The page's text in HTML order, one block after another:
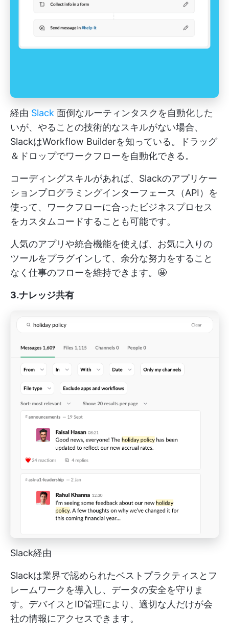
経由 Slack 面倒なルーティンタスクを自動化した
いが、やることの技術的なスキルがない場合、
SlackはWorkflow Builderを知っている。ドラッグ
＆ドロップでワークフローを自動化できる。
コーディングスキルがあれば、Slackのアプリケー
ションプログラミングインターフェース（API）を
使って、ワークフローに合ったビジネスプロセス
をカスタムコードすることも可能です。
人気のアプリや統合機能を使えば、お気に入りの
ツールをプラグインして、余分な努力をすること
なく仕事のフローを維持できます。🤩
3.ナレッジ共有
Slack経由
Slackは業界で認められたベストプラクティスとフ
レームワークを導入し、データの安全を守りま
す。デバイスとID管理により、適切な人だけが会
社の情報にアクセスできます。